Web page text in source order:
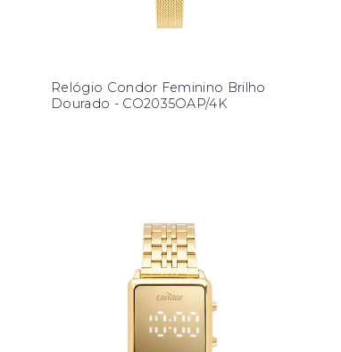
Relógio Condor Feminino Brilho
Dourado - CO2035OAP/4K